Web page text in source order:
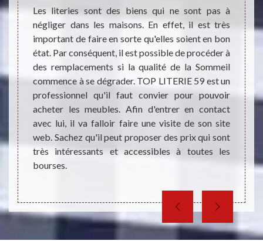
Ce
les
et
de
Les literies sont des biens qui ne sont pas à
négliger dans les maisons. En effet, il est très
important de faire en sorte qu'elles soient en bon
état. Par conséquent, il est possible de procéder à
des remplacements si la qualité de la Sommeil
commence à se dégrader. TOP LITERIE 59 est un
professionnel qu'il faut convier pour pouvoir
acheter les meubles. Afin d'entrer en contact
avec lui, il va falloir faire une visite de son site
web. Sachez qu'il peut proposer des prix qui sont
très intéressants et accessibles à toutes les
bourses.
Les
est
ces
coup